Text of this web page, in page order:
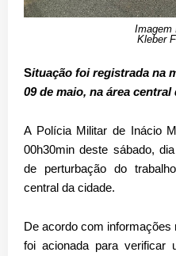
Imagem
Kleber
Situação foi registrada na
09 de maio, na área
A Polícia Militar de Inácio
00h30min deste sábado,
de perturbação do
central da cidade.
De acordo com
foi acionada para